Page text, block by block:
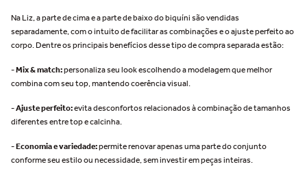
Na Liz, a parte de cima e a parte de baixo do biquíni são vendidas
separadamente, com o intuito de facilitar as combinações e o ajuste perfeito ao
corpo. Dentre os principais benefícios desse tipo de compra separada estão:
- Mix & match:personaliza seu look escolhendo a modelagem que melhor
combina com seu top, mantendo coerência visual.
- Ajuste perfeito:evita desconfortos relacionados à combinação de tamanhos
diferentes entre top e calcinha.
- Economia e variedade:permite renovar apenas uma parte do conjunto
conforme seu estilo ou necessidade, sem investir em peças inteiras.